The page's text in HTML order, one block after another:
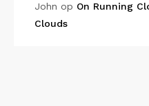
John op On Running
Clouds